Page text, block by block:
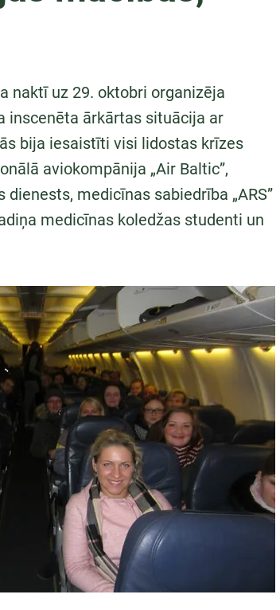
naktī uz 29. oktobri organizēja
inscenēta ārkārtas situācija ar
bija iesaistīti visi lidostas krīzes
aviokompānija „Air Baltic”,
medicīnas sabiedrība „ARS”
medicīnas koledžas studenti un